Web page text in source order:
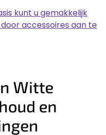
kunt u gemakkelijk
accessoires aan te
Witte
en